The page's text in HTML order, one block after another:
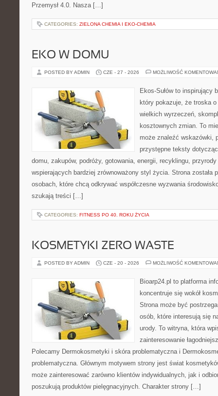
Przemysł 4.0. Nasza […]
CATEGORIES: ZIELONA CHEMIA I EKO-CHEMIA
EKO W DOMU
POSTED BY ADMIN CZE - 27 - 2026 MOŻLIWOŚĆ
Ekos-Sułów to inspirujący
który pokazuje, że troska
wielkich wyrzeczeń,
kosztownych zmian. To
może znaleźć wskazówki,
przystępne teksty
domu, zakupów, podróży, gotowania, energii, recyklingu,
wspierających bardziej zrównoważony styl życia. Strona została
osobach, które chcą odkrywać współczesne wyzwania
szukają treści […]
CATEGORIES: FITNESS PO 40. ROKU ŻYCIA
KOSMETYKI ZERO WASTE
POSTED BY ADMIN CZE - 20 - 2026 MOŻLIWOŚĆ
Bioarp24.pl to platforma
koncentruje się wokół
Strona może być
osób, które interesują się
urody. To witryna, która
zainteresowanie
Polecamy Dermokosmetyki i skóra problematyczna i
problematyczna. Głównym motywem strony jest świat
może zainteresować zarówno klientów indywidualnych, jak i
poszukują produktów pielęgnacyjnych. Charakter strony […]